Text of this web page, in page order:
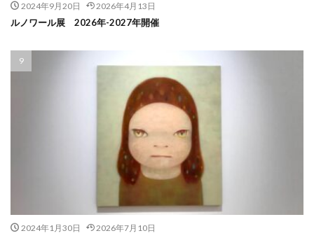
2024年9月20日 2026年4月13日
ルノワール展 2026年-2027年開催
2024年1月30日 2026年7月10日